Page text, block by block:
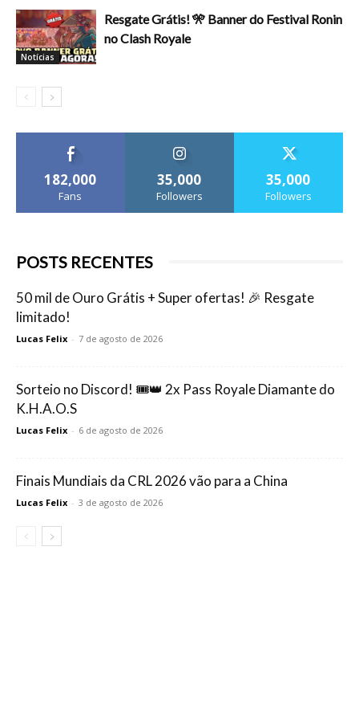
Notícias
Resgate Grátis! 🎌 Banner do Festival Ronin
no Clash Royale
182,000
Fans
35,000
Followers
35,000
Followers
POSTS RECENTES
50 mil de Ouro Grátis + Super ofertas! 🎉 Resgate
limitado!
Lucas Felix - 7 de agosto de 2026
Sorteio no Discord! 🎟️👑 2x Pass Royale Diamante do
K.H.A.O.S
Lucas Felix - 6 de agosto de 2026
Finais Mundiais da CRL 2026 vão para a China
Lucas Felix - 3 de agosto de 2026